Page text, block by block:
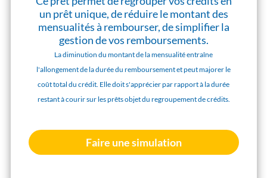
un prêt unique, de réduire le montant des
mensualités à rembourser, de simplifier la
gestion de vos remboursements.
La diminution du montant de la mensualité entraîne
l'allongement de la durée du remboursement et peut majorer le
coût total du crédit. Elle doit s'apprécier par rapport à la durée
restant à courir sur les prêts objet du regroupement de crédits.
Faire une simulation